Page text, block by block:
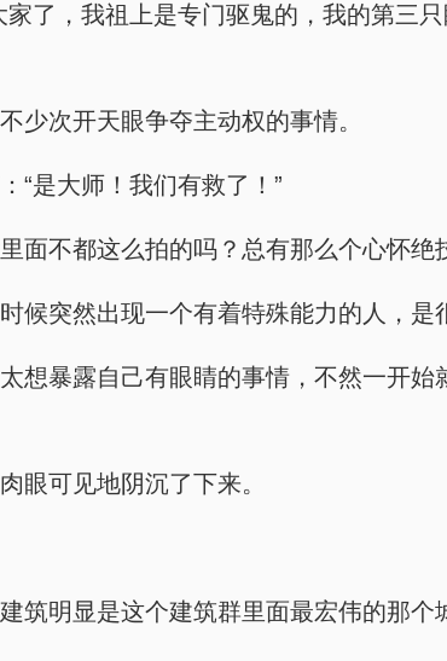
家了，我祖上是专门驱鬼的，我的第三
少次开天眼争夺主动权的事情。
“是大师！我们有救了！”
面不都这么拍的吗？总有那么个心怀绝
候突然出现一个有着特殊能力的人，
想暴露自己有眼睛的事情，不然一开
眼可见地阴沉了下来。
筑明显是这个建筑群里面最宏伟的那